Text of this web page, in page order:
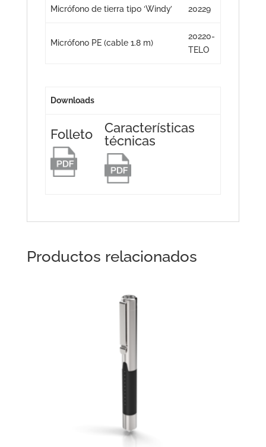
Micrófono de tierra tipo ‘Windy’ 20229
Micrófono PE (cable 1.8 m)
20220-
TELO
Downloads
Folleto
Características
técnicas
Productos relacionados